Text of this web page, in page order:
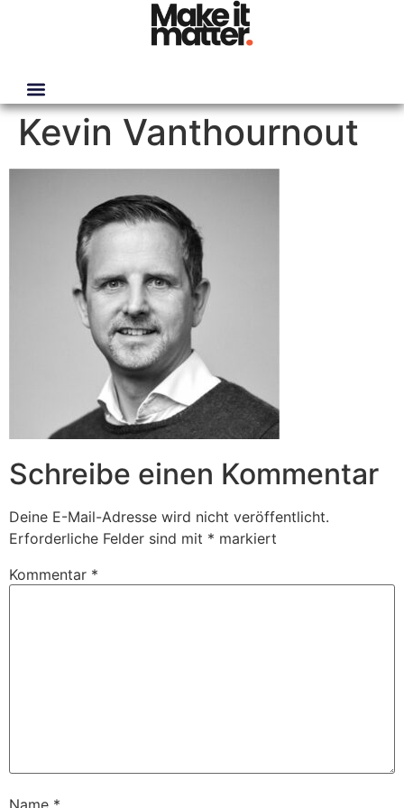
Kevin Vanthournout
Schreibe einen Kommentar
Deine E-Mail-Adresse wird nicht veröffentlicht.
Erforderliche Felder sind mit * markiert
Kommentar *
Name *